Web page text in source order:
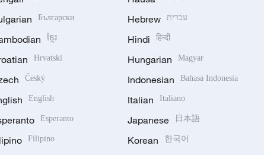
Български
ខ្មែរ
Hrvatski
Český
English
Esperanto
Filipino
Hebrew עברית
Hindi हिन्दी
Hungarian Magyar
Indonesian Bahasa Indonesia
Italian Italiano
Japanese 日本語
Korean 한국어